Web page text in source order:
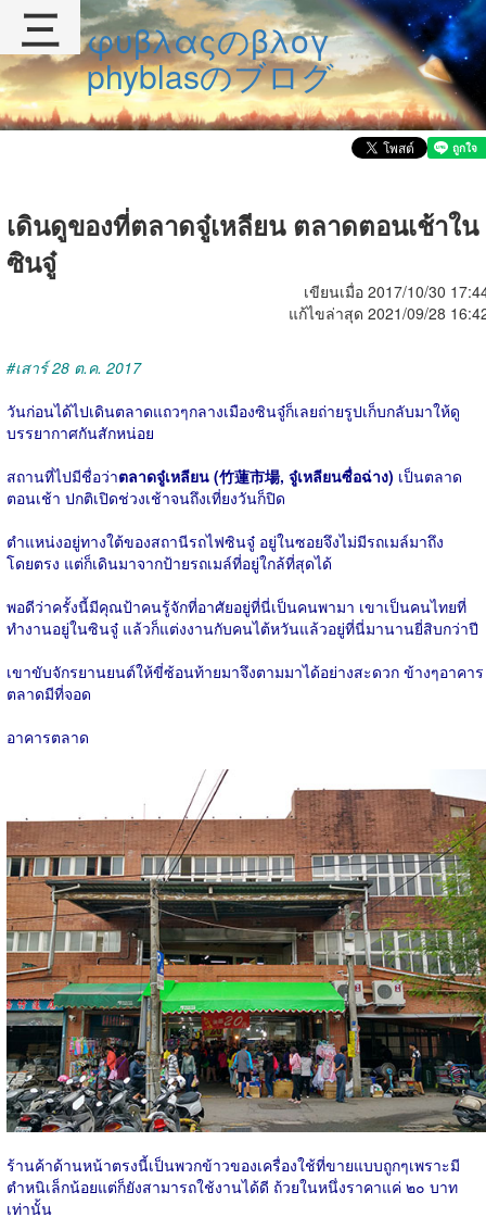
φυβλαςのβλογ
phyblasのブログ
เดินดูของที่ตลาดจู๋เหลียน ตลาดตอนเช้าใน
ซินจู๋
เขียนเมื่อ 2017/10/30
แก้ไขล่าสุด 2021/09/28
#เสาร์ 28 ต.ค. 2017
วันก่อนได้ไปเดินตลาดแถวๆกลางเมืองซินจู๋ก็เลยถ่ายรูปเก็บกลับมาให้ดู
บรรยากาศกันสักหน่อย
สถานที่ไปมีชื่อว่าตลาดจู๋เหลียน (竹蓮市場, จู๋เหลียนซื่อฉ่าง) เป็นตลาด
ตอนเช้า ปกติเปิดช่วงเช้าจนถึงเที่ยงวันก็ปิด
ตำแหน่งอยู่ทางใต้ของสถานีรถไฟซินจู๋ อยู่ในซอยจึงไม่มีรถเมล์มาถึง
โดยตรง แต่ก็เดินมาจากป้ายรถเมล์ที่อยู่ใกล้ที่สุดได้
พอดีว่าครั้งนี้มีคุณป้าคนรู้จักที่อาศัยอยู่ที่นี่เป็นคนพามา เขาเป็นคนไทยที่
ทำงานอยู่ในซินจู๋ แล้วก็แต่งงานกับคนไต้หวันแล้วอยู่ที่นี่มานานยี่สิบกว่าปี
เขาขับจักรยานยนต์ให้ขี่ซ้อนท้ายมาจึงตามมาได้อย่างสะดวก ข้างๆอาคาร
ตลาดมีที่จอด
อาคารตลาด
ร้านค้าด้านหน้าตรงนี้เป็นพวกข้าวของเครื่องใช้ที่ขายแบบถูกๆเพราะมี
ตำหนิเล็กน้อยแต่ก็ยังสามารถใช้งานได้ดี ถ้วยในหนึ่งราคาแค่ ๒๐ บาท
เท่านั้น
三